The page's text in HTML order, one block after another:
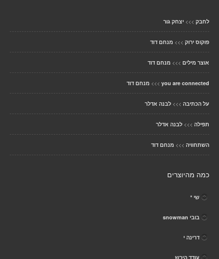
לחבק >>> יצחק גור
פוקוס ירוק >>> מנחם דוד
אוצר מילים >>> מנחם דוד
you are connected
>>> מנחם דוד
על הכתיבה >>> לבנה אדלר
תפילה >>> לבנה אדלר
השתחוויה >>> מנחם דוד
כמה מהיוצרים
שי *
בובי snowman
דרינה י
עודד הירש